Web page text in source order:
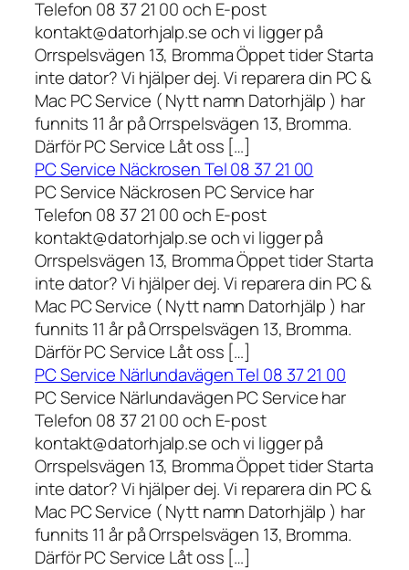
Telefon 08 37 21 00 och E-post
kontakt@datorhjalp.se och vi ligger på
Orrspelsvägen 13, Bromma Öppet tider Starta
inte dator? Vi hjälper dej. Vi reparera din PC &
Mac PC Service ( Nytt namn Datorhjälp ) har
funnits 11 år på Orrspelsvägen 13, Bromma.
Därför PC Service Låt oss […]
PC Service Näckrosen Tel 08 37 21 00
PC Service Näckrosen PC Service har
Telefon 08 37 21 00 och E-post
kontakt@datorhjalp.se och vi ligger på
Orrspelsvägen 13, Bromma Öppet tider Starta
inte dator? Vi hjälper dej. Vi reparera din PC &
Mac PC Service ( Nytt namn Datorhjälp ) har
funnits 11 år på Orrspelsvägen 13, Bromma.
Därför PC Service Låt oss […]
PC Service Närlundavägen Tel 08 37 21 00
PC Service Närlundavägen PC Service har
Telefon 08 37 21 00 och E-post
kontakt@datorhjalp.se och vi ligger på
Orrspelsvägen 13, Bromma Öppet tider Starta
inte dator? Vi hjälper dej. Vi reparera din PC &
Mac PC Service ( Nytt namn Datorhjälp ) har
funnits 11 år på Orrspelsvägen 13, Bromma.
Därför PC Service Låt oss […]